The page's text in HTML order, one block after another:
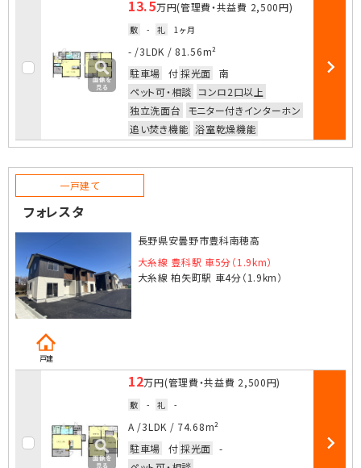
13.5万円(管理費・共益費 2,500円)
敷 - 礼 1ヶ月
- /3LDK / 81.56m²
駐車場
付採光面
南
ペット可・相談 コンロ2口以上
独立洗面台
モニター付きインターホン
追い焚き機能 浴室乾燥機能
一戸建て
フォレスタ
長野県安曇野市豊科南穂高
大糸線 豊科駅 車5分（1.9km）
大糸線 柏矢町駅 車4分（1.9km）
戸建
12万円(管理費・共益費 2,500円)
敷 - 礼 -
A /3LDK/ 74.68m²
駐車場
付採光面
-